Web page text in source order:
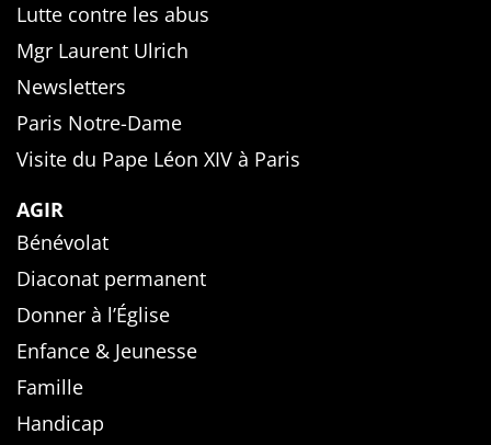
Lutte contre les abus
Mgr Laurent Ulrich
Newsletters
Paris Notre-Dame
Visite du Pape Léon XIV à Paris
AGIR
Bénévolat
Diaconat permanent
Donner à l’Église
Enfance & Jeunesse
Famille
Handicap